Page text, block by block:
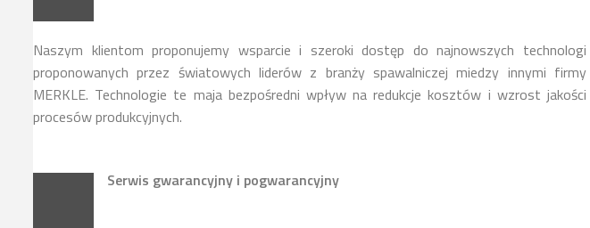
Naszym klientom proponujemy wsparcie i szeroki dostęp do najnowszych technologi
proponowanych przez światowych liderów z branży spawalniczej miedzy innymi firmy
MERKLE. Technologie te maja bezpośredni wpływ na redukcje kosztów i wzrost jakości
procesów produkcyjnych.
Serwis gwarancyjny i pogwarancyjny